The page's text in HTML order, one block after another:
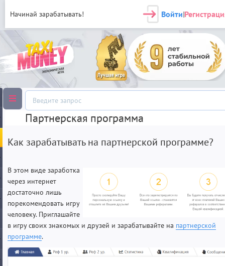
Начинай зарабатывать! Войти|
Партнерская программа
Как зарабатывать на партнерской программе?
В этом виде заработка
через интернет
достаточно лишь
порекомендовать игру
человеку. Приглашайте
в игру своих знакомых и друзей и зарабатывайте на партнерской
программе.